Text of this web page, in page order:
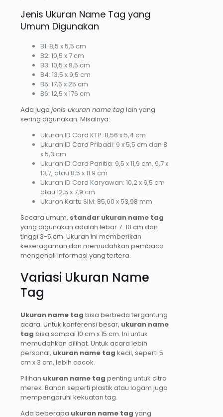
Jenis Ukuran Name Tag yang
Umum Digunakan
B1: 8,5 x 5,5 cm
B2: 10,5 x 7 cm
B3: 10,5 x 8,5 cm
B4: 13,5 x 9,5 cm
B5: 17,6 x 25 cm
B6: 12,5 x 176 cm
Ada juga jenis ukuran name taglain yang
sering digunakan. Misalnya:
Ukuran ID Card KTP: 8,56 x 5,4 cm
Ukuran ID Card Pribadi: 9 x 5,5 cm dan 8
x 5,3 cm
Ukuran ID Card Panitia: 9,5 x 11,9 cm, 9,7 x
13,7, atau 8,5 x 11.9 cm
Ukuran ID Card Karyawan: 10,2 x 6,5 cm
atau 12,5 x 7,9 cm
Ukuran Kartu SIM: 85,60 x 53,98 mm
Secara umum, standar ukuran name tag
yang digunakan adalah lebar 7-10 cm dan
tinggi 3-5 cm. Ukuran ini memberikan
keseragaman dan memudahkan pembaca
mengenali informasi yang tertera.
Variasi Ukuran Name
Tag
Ukuran name tag bisa berbeda tergantung
acara. Untuk konferensi besar, ukuran name
tag bisa sampai 10 cm x 15 cm. Ini untuk
memudahkan dilihat. Untuk acara lebih
personal, ukuran name tag kecil, seperti 5
cm x 3 cm, lebih cocok.
Pilihan ukuran name tag penting untuk citra
merek. Bahan seperti plastik atau logam juga
mempengaruhi kekuatan tag.
Ada beberapa ukuran name tag yang